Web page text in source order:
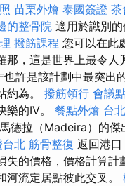
苗栗外燴 泰國簽證 茶
的整骨院 適用於識別
撥筋課程 您可以在此
那，這是世界上最令人
許是該計劃中最突出
約為。 撥筋領行 會議
樂的IV。 餐點外燴 台
馬德拉（Madeira）的傑
台北 筋骨整復 返回港口
失的價格，價格計算
河流定居點彼此交叉。